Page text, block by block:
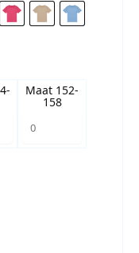
Maat 152-
158